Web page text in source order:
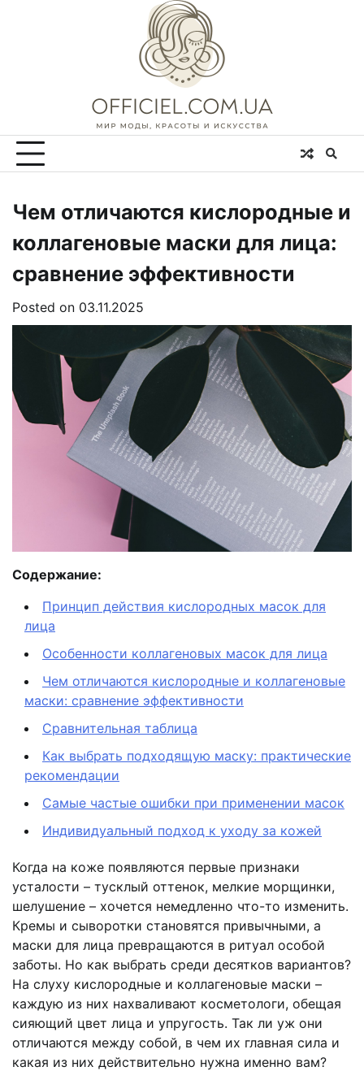
Чем отличаются кислородные и
коллагеновые маски для лица:
сравнение эффективности
Posted on 03.11.2025
Содержание:
Принцип действия кислородных масок для
лица
Особенности коллагеновых масок для лица
Чем отличаются кислородные и коллагеновые
маски: сравнение эффективности
Сравнительная таблица
Как выбрать подходящую маску: практические
рекомендации
Самые частые ошибки при применении масок
Индивидуальный подход к уходу за кожей
Когда на коже появляются первые признаки
усталости – тусклый оттенок, мелкие морщинки,
шелушение – хочется немедленно что-то изменить.
Кремы и сыворотки становятся привычными, а
маски для лица превращаются в ритуал особой
заботы. Но как выбрать среди десятков вариантов?
На слуху кислородные и коллагеновые маски –
каждую из них нахваливают косметологи, обещая
сияющий цвет лица и упругость. Так ли уж они
отличаются между собой, в чем их главная сила и
какая из них действительно нужна именно вам?